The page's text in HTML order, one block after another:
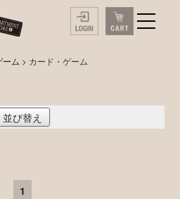
ーム > カード・ゲーム
並び替え
1